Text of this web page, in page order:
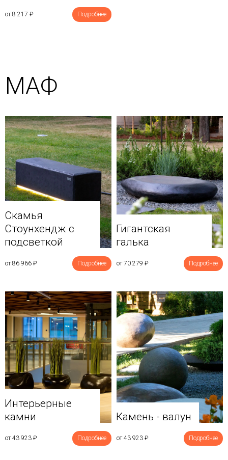
от 8 217 ₽ Подробнее
МАФ
Скамья
Стоунхендж с
подсветкой
от 86 966 ₽ Подробнее
Гигантская
галька
от 70 279 ₽ Подробнее
Интерьерные
камни
от 43 923 ₽ Подробнее
Камень - валун
от 43 923 ₽ Подробнее